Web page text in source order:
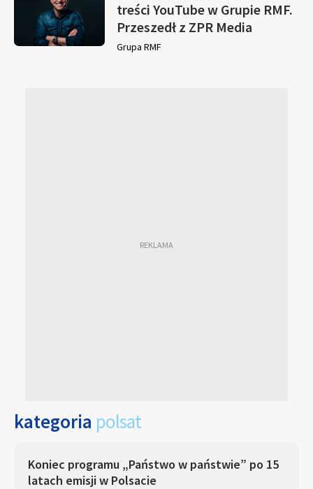
treści YouTube w Grupie RMF.
Przeszedł z ZPR Media
Grupa RMF
kategoria polsat
Koniec programu „Państwo w państwie” po 15
latach emisji w Polsacie